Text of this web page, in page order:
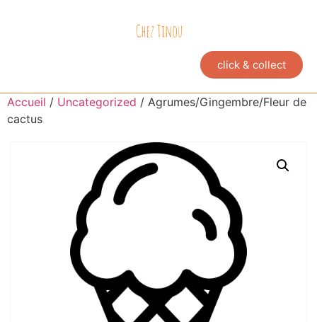
click & collect
Accueil / Uncategorized / Agrumes/Gingembre/Fleur de
cactus